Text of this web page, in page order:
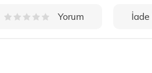
Yorum İade